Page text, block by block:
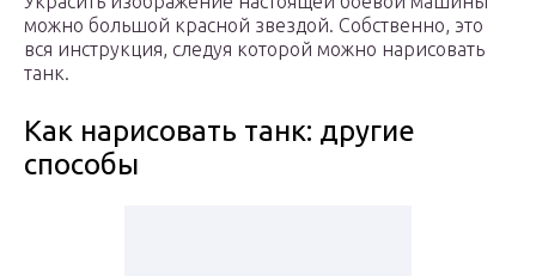
можно большой красной звездой. Собственно, это
вся инструкция, следуя которой можно нарисовать
танк.
Как нарисовать танк: другие
способы